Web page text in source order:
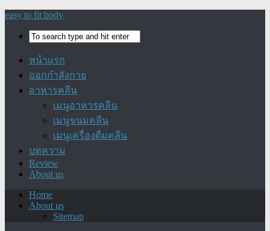
easy to fit body
หน้าแรก
ออกกำลังกาย
อาหารคลีน
เมนูอาหารคลีน
เมนูขนมคลีน
เมนูเครื่องดื่มคลีน
บทความ
Review
About us
Home
About us
Sitemap